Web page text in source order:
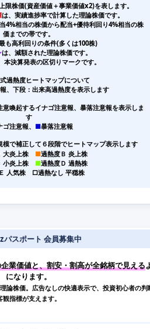
限株価(資産価値＋事業価値x2)を表します。
は、実績進捗率で計算した理論株価です。
4%相当の株価から配当+優待利回り4%相当の株
価までの帯です。
も高利回りの条件(多くは100株)
は、減額された理論株価です。
本決算発表の区切りマークです。
過熱度ヒートマップについて
、下段：出来高過熱度を表示します
意喚起するイナゴ注意報、暴落注意報を表示しま
す
ゴ注意報、 ■暴落注意報
で補正して６段階でヒートマップ表示します
大炎上株 ■過熱度Ｂ 炎上株
小炎上株 ■過熱度Ｄ 過熱株
人気株 □過熱なし 平穏株
パスポート 会員募集中
業価値と、割安・割高が全銘柄で見える
になります。
論株価。広告なしの快適表示で、投資初心者の判
観指標が支えます。